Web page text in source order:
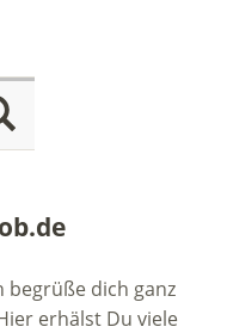
begrüße dich ganz
erhälst Du viele